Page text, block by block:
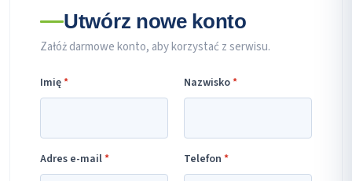
Utwórz nowe konto
Załóż darmowe konto, aby korzystać z serwisu.
Imię* Nazwisko*
Adres e-mail* Telefon *